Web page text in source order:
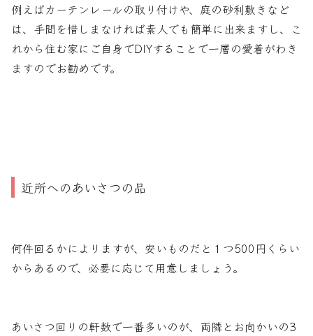
例えばカーテンレールの取り付けや、庭の砂利敷きなど
は、手間を惜しまなければ素人でも簡単に出来ますし、こ
れから住む家にご自身でDIYすることで一層の愛着がわき
ますのでお勧めです。
近所へのあいさつの品
何件回るかによりますが、安いものだと１つ500円くらい
からあるので、必要に応じて用意しましょう。
あいさつ回りの軒数で一番多いのが、両隣とお向かいの3